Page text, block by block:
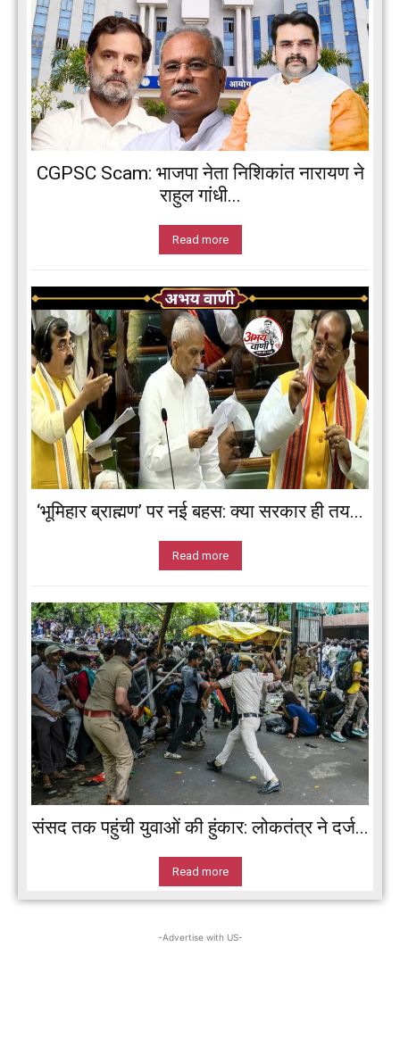
CGPSC Scam: भाजपा नेता निशिकांत नारायण ने
राहुल गांधी...
Read more
‘भूमिहार ब्राह्मण’ पर नई बहस: क्या सरकार ही तय...
Read more
संसद तक पहुंची युवाओं की हुंकार: लोकतंत्र ने दर्ज...
Read more
-Advertise with US-